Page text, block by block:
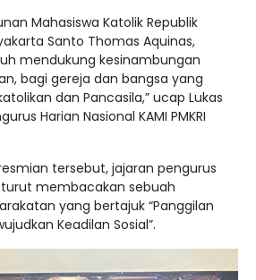
Mahasiswa Katolik Republik
Santo Thomas Aquinas,
mendukung kesinambungan
bagi gereja dan bangsa yang
dan Pancasila,” ucap Lukas
Harian Nasional KAMI PMKRI
tersebut, jajaran pengurus
turut membacakan sebuah
yang bertajuk “Panggilan
Keadilan Sosial”.